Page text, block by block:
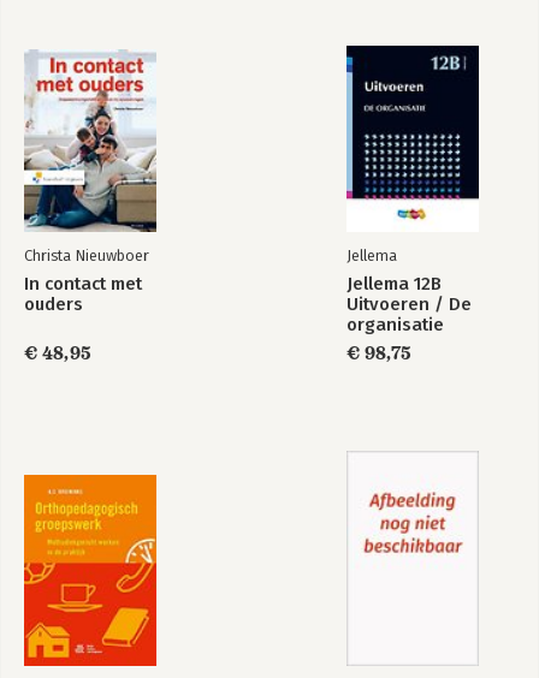
Christa Nieuwboer
In contact met
ouders
€ 48,95
Jellema
Jellema 12B
Uitvoeren / De
organisatie
€ 98,75